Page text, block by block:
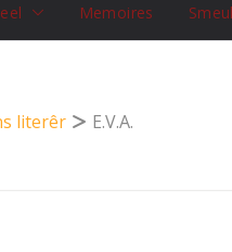
Memoires
literêr E.V.A.